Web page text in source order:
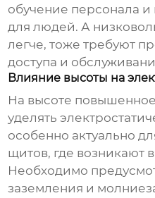
обучение персонала
для людей. А
легче, тоже требуют
доступа и
Влияние высоты на
На высоте
уделять
особенно актуально
щитов, где возникают
Необходимо
заземления и